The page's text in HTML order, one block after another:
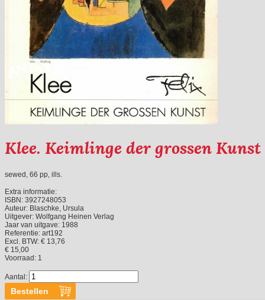
Klee. Keimlinge der grossen Kunst
sewed, 66 pp, ills.
Extra informatie:
ISBN: 3927248053
Auteur: Blaschke, Ursula
Uitgever: Wolfgang Heinen Verlag
Jaar van uitgave: 1988
Referentie: art192
Excl. BTW: € 13,76
€ 15,00
Voorraad: 1
Aantal: